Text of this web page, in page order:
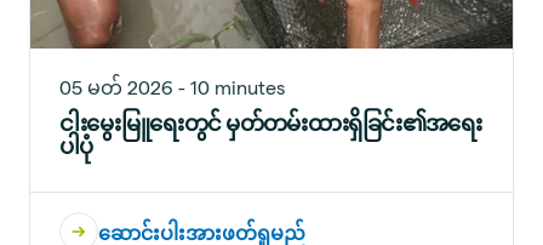
05 မတ် 2026 - 10 minutes
ငါးမွေးမြူရေးတွင် မှတ်တမ်းထားရှိခြင်း၏အရေး
ပါပုံ
ဆောင်းပါးအားဖတ်ရှုမည်